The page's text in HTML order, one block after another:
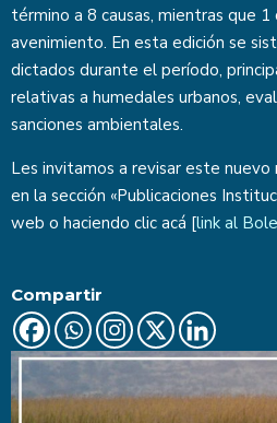
término a 8 causas, mientras que 1
avenimiento. En esta edición se
dictados durante el período,
relativas a humedales urbanos,
sanciones ambientales.
Les invitamos a revisar este
en la sección «Publicaciones
web o haciendo clic acá [link al
Compartir